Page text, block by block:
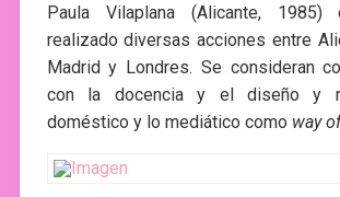
Paula Vilaplana (Alicante,
realizado diversas acciones entre
Madrid y Londres. Se consideran
con la docencia y el diseño y
doméstico y lo mediático como way